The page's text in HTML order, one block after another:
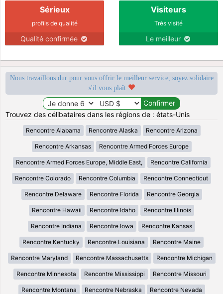
Sérieux
profils de qualité
Qualité confirmée
Visiteurs
Très visité
Le meilleur
Nous travaillons dur pour vous offrir le meilleur service, soyez solidaire
s'il vous plaît
Trouvez des célibataires dans les régions de : états-Unis
Rencontre Alabama Rencontre Alaska Rencontre Arizona
Rencontre Arkansas Rencontre Armed Forces Europe
Rencontre Armed Forces Europe, Middle East, Rencontre California
Rencontre Colorado Rencontre Columbia Rencontre Connecticut
Rencontre Delaware Rencontre Florida Rencontre Georgia
Rencontre Hawaii Rencontre Idaho Rencontre Illinois
Rencontre Indiana Rencontre Iowa Rencontre Kansas
Rencontre Kentucky Rencontre Louisiana Rencontre Maine
Rencontre Maryland Rencontre Massachusetts Rencontre Michigan
Rencontre Minnesota Rencontre Mississippi Rencontre Missouri
Rencontre Montana Rencontre Nebraska Rencontre Nevada